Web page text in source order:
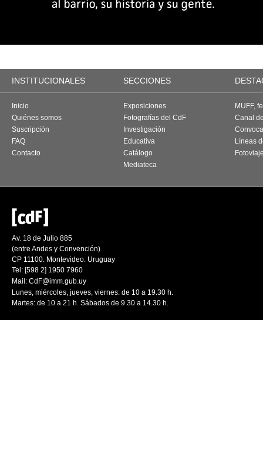
INSTITUCIONALES SECCIONES
Inicio
Quiénes somos
Suscripción
FAQ
Contacto
Exposiciones
Fotografías del CdF
Investigación
Educativa
Catálogo
Mediateca
MUFF,
Canal
Líneas
Av. 18 de Julio 885
(entre Andes y Convención)
CP 11100. Montevideo. Uruguay
Tel: [598 2] 1950 7960
Mail: CdF@imm.gub.uy
Lunes, miércoles, jueves, viernes: de 10 a 19.30 h.
Martes: de 10 a 21 h. Sábados de 9.30 a 14.30 h.